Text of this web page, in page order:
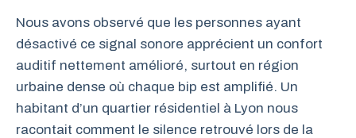
Nous avons observé que les personnes ayant
désactivé ce signal sonore apprécient un confort
auditif nettement amélioré, surtout en région
urbaine dense où chaque bip est amplifié. Un
habitant d’un quartier résidentiel à Lyon nous
racontait comment le silence retrouvé lors de la